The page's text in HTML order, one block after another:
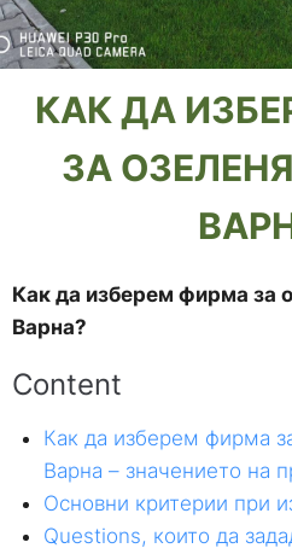
КАК ДА
ЗА
Как да изберем фирма за
Варна?
Content
Как да изберем фирма
Варна – значението на
Основни критерии при
Questions, които да